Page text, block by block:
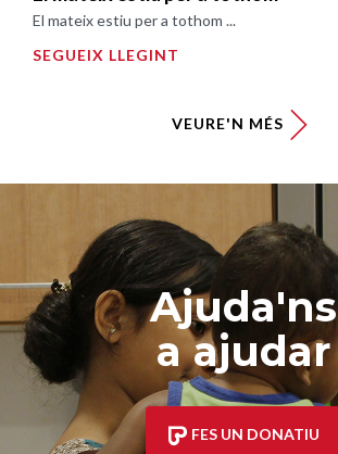
El mateix estiu per a tothom ...
SEGUEIX LLEGINT
VEURE'N MÉS
Ajuda'ns
a ajudar
FES UN DONATIU